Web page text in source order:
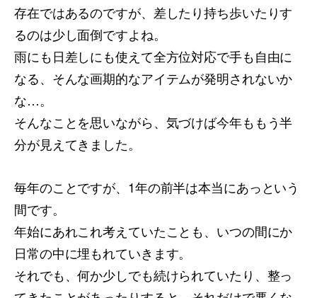
存在ではあるのですが、差したり持ち歩いたりす
るのは少し面倒ですよね。
雨にも日差しにも使えて全方位対応で手も自由に
なる、そんな画期的なアイテムが発明されないか
な…。
そんなことを思いながら、気づけば今年ももう半
分が見えてきました。
毎年のことですが、1年の前半は本当にあっという
間です。
年始にあれこれ考えていたことも、いつの間にか
日常の中に埋もれていきます。
それでも、何か少しでも続けられていたり、整っ